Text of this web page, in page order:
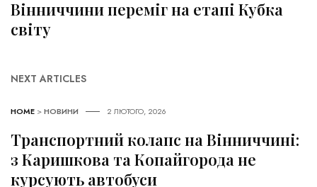
Вінниччини переміг на етапі Кубка
світу
NEXT ARTICLES
HOME >НОВИНИ 2 ЛЮТОГО, 2026
Транспортний колапс на Вінниччині:
з Каришкова та Копайгорода не
курсують автобуси